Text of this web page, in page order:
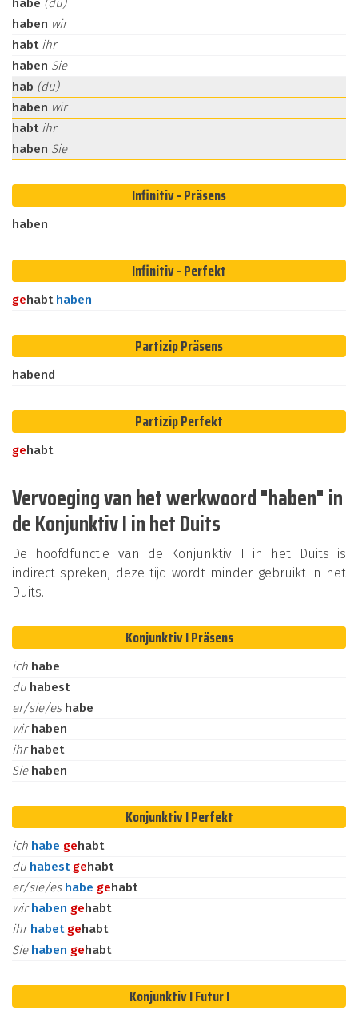
habe (du)
haben wir
habt ihr
haben Sie
hab (du)
haben wir
habt ihr
haben Sie
Infinitiv - Präsens
haben
Infinitiv - Perfekt
gehabt haben
Partizip Präsens
habend
Partizip Perfekt
gehabt
Vervoeging van het werkwoord "haben" in
de Konjunktiv I in het Duits
De hoofdfunctie van de Konjunktiv I in het Duits is
indirect spreken, deze tijd wordt minder gebruikt in het
Duits.
Konjunktiv I Präsens
ich habe
du habest
er/sie/es habe
wirhaben
ihrhabet
Sie haben
Konjunktiv I Perfekt
ich habe gehabt
du habest gehabt
er/sie/es habe gehabt
wirhaben gehabt
ihrhabet gehabt
Sie haben gehabt
Konjunktiv I Futur I